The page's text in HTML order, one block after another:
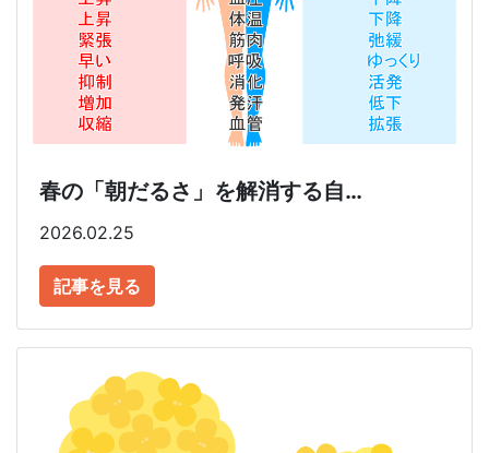
春の「朝だるさ」を解消する自…
2026.02.25
記事を見る